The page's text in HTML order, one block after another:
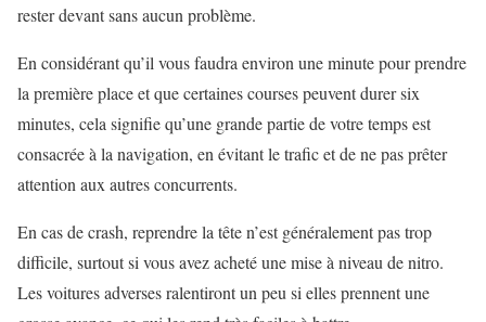
rester devant sans aucun problème.
En considérant qu’il vous faudra environ une minute pour prendre
la première place et que certaines courses peuvent durer six
minutes, cela signifie qu’une grande partie de votre temps est
consacrée à la navigation, en évitant le trafic et de ne pas prêter
attention aux autres concurrents.
En cas de crash, reprendre la tête n’est généralement pas trop
difficile, surtout si vous avez acheté une mise à niveau de nitro.
Les voitures adverses ralentiront un peu si elles prennent une